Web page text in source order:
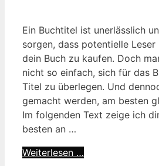
Ein Buchtitel ist unerlässlich
sorgen, dass potentielle
dein Buch zu kaufen. Doch
nicht so einfach, sich für das
Titel zu überlegen. Und
gemacht werden, am besten
Im folgenden Text zeige ich
besten an …
Weiterlesen …